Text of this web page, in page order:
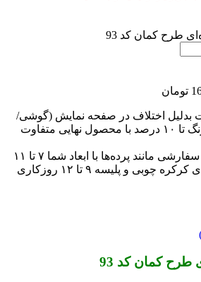
طرح کمان کد 93
اختلاف در صفحه نمایش (گوشی/
کامپیوتر) از نظر رنگ تا ۱۰ درصد با محصول نهایی متفاوت
ساخت محصولات سفارشی مانند پرده‌ها با ابعاد شما ۷ تا ۱۱
روزکاری و پرده‌های کرکره چوبی و پلیسه ۹ تا ۱۲ روزکاری
کمان کد 93